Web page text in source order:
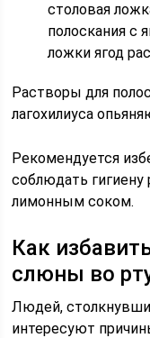
столовая
полоскания с
ложки ягод
Растворы для
лагохилиуса
Рекомендуется
соблюдать гигиену
лимонным соком.
Как
слюны во
Людей,
интересуют